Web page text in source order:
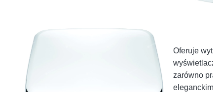
Oferuje
wyświetlacz
zarówno
eleganckim